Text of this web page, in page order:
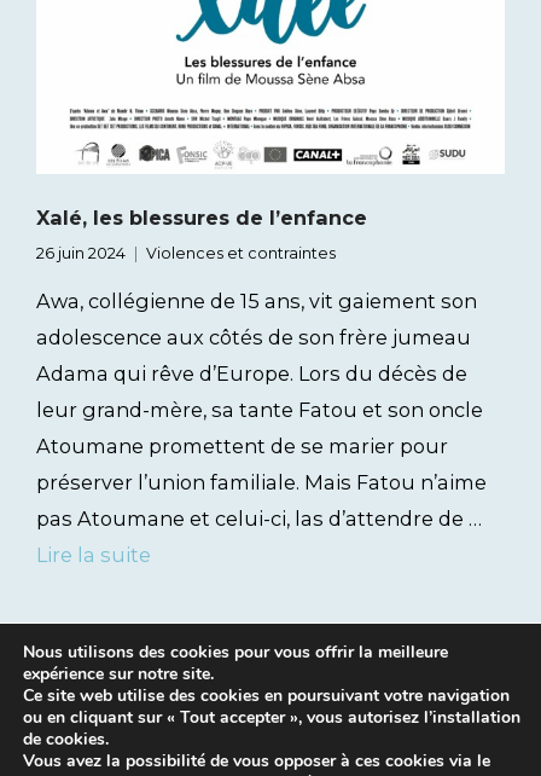
Xalé, les blessures de l’enfance
26 juin 2024 Violences et contraintes
Awa, collégienne de 15 ans, vit gaiement son
adolescence aux côtés de son frère jumeau
Adama qui rêve d’Europe. Lors du décès de
leur grand-mère, sa tante Fatou et son oncle
Atoumane promettent de se marier pour
préserver l’union familiale. Mais Fatou n’aime
pas Atoumane et celui-ci, las d’attendre de …
Lire la suite
Nous utilisons des cookies pour vous offrir la meilleure
expérience sur notre site.
Ce site web utilise des cookies en poursuivant votre navigation
ou en cliquant sur « Tout accepter », vous autorisez l’installation
de cookies.
Vous avez la possibilité de vous opposer à ces cookies via le